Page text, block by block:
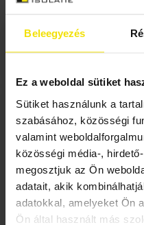
Beleegyezés
Ez a weboldal sütiket
Sütiket használunk a
szabásához, közösségi
valamint
közösségi média-,
megosztjuk az Ön
adatait, akik
adatokkal, amelyeket Ön
Ön által használt más
Padlásfödém